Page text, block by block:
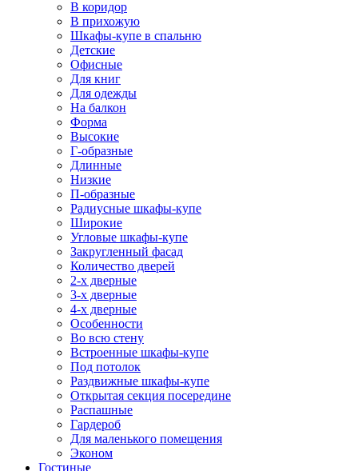
В коридор
В прихожую
Шкафы-купе в спальню
Детские
Офисные
Для книг
Для одежды
На балкон
Форма
Высокие
Г-образные
Длинные
Низкие
П-образные
Радиусные шкафы-купе
Широкие
Угловые шкафы-купе
Закругленный фасад
Количество дверей
2-х дверные
3-х дверные
4-х дверные
Особенности
Во всю стену
Встроенные шкафы-купе
Под потолок
Раздвижные шкафы-купе
Открытая секция посередине
Распашные
Гардероб
Для маленького помещения
Эконом
Гостиные